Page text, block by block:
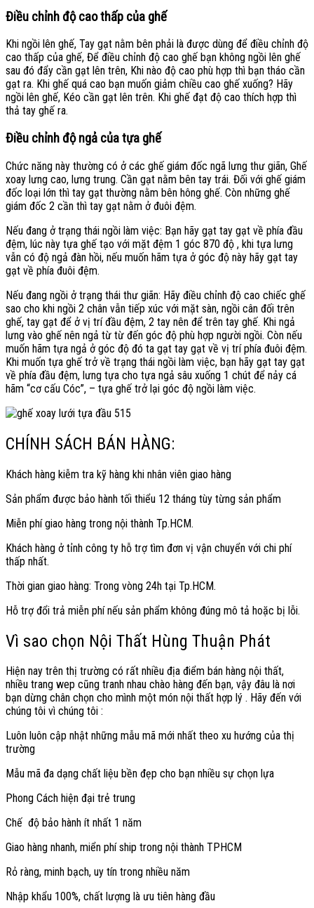
Điều chỉnh độ cao thấp của ghế
Khi ngồi lên ghế, Tay gạt nằm bên phải là được dùng để điều chỉnh độ
cao thấp của ghế, Để điều chỉnh độ cao ghế bạn không ngồi lên ghế
sau đó đẩy cần gạt lên trên, Khi nào độ cao phù hợp thì bạn tháo cần
gạt ra. Khi ghế quá cao bạn muốn giảm chiều cao ghế xuống? Hãy
ngồi lên ghế, Kéo cần gạt lên trên. Khi ghế đạt độ cao thích hợp thì
thả tay ghế ra.
Điều chỉnh độ ngả của tựa ghế
Chức năng này thường có ở các ghế giám đốc ngã lưng thư giãn, Ghế
xoay lưng cao, lưng trung. Cần gạt nằm bên tay trái. Đối với ghế giám
đốc loại lớn thì tay gạt thường nằm bên hông ghế. Còn những ghế
giám đốc 2 cần thì tay gạt nằm ở đuôi đệm.
Nếu đang ở trạng thái ngồi làm việc: Bạn hãy gạt tay gạt về phía đầu
đệm, lúc này tựa ghế tạo với mặt đệm 1 góc 870 độ , khi tựa lưng
vẫn có độ ngả đàn hồi, nếu muốn hãm tựa ở góc độ này hãy gạt tay
gạt về phía đuôi đệm.
Nếu đang ngồi ở trạng thái thư giãn: Hãy điều chỉnh độ cao chiếc ghế
sao cho khi ngồi 2 chân vẫn tiếp xúc với mặt sàn, ngồi cân đối trên
ghế, tay gạt để ở vị trí đầu đệm, 2 tay nên để trên tay ghế. Khi ngả
lưng vào ghế nên ngả từ từ đến góc độ phù hợp người ngồi. Còn nếu
muốn hãm tựa ngả ở góc độ đó ta gạt tay gạt về vị trí phía đuôi đệm.
Khi muốn tựa ghế trở về trạng thái ngồi làm việc, bạn hãy gạt tay gạt
về phía đầu đệm, lưng tựa cho tựa ngả sâu xuống 1 chút để nảy cá
hãm “cơ cấu Cóc”, – tựa ghế trở lại góc độ ngồi làm việc.
CHÍNH SÁCH BÁN HÀNG:
Khách hàng kiễm tra kỹ hàng khi nhân viên giao hàng
Sản phẩm được bảo hành tối thiểu 12 tháng tùy từng sản phẩm
Miễn phí giao hàng trong nội thành Tp.HCM.
Khách hàng ở tỉnh công ty hỗ trợ tìm đơn vị vận chuyển với chi phí
thấp nhất.
Thời gian giao hàng: Trong vòng 24h tại Tp.HCM.
Hỗ trợ đổi trả miễn phí nếu sản phẩm không đúng mô tả hoặc bị lỗi.
Vì sao chọn Nội Thất Hùng Thuận Phát
Hiện nay trên thị trường có rất nhiều địa điểm bán hàng nội thất,
nhiều trang wep cũng tranh nhau chào hàng đến bạn, vậy đâu là nơi
bạn dừng chân chọn cho mình một món nội thất hợp lý . Hãy đến với
chúng tôi vì chúng tôi :
Luôn luôn cập nhật những mẫu mã mới nhất theo xu hướng của thị
trường
Mẫu mã đa dạng chất liệu bền đẹp cho bạn nhiều sự chọn lựa
Phong Cách hiện đại trẻ trung
Chế độ bảo hành ít nhất 1 năm
Giao hàng nhanh, miển phí ship trong nội thành TPHCM
Rỏ ràng, minh bạch, uy tín trong nhiều năm
Nhập khẩu 100%, chất lượng là ưu tiên hàng đầu